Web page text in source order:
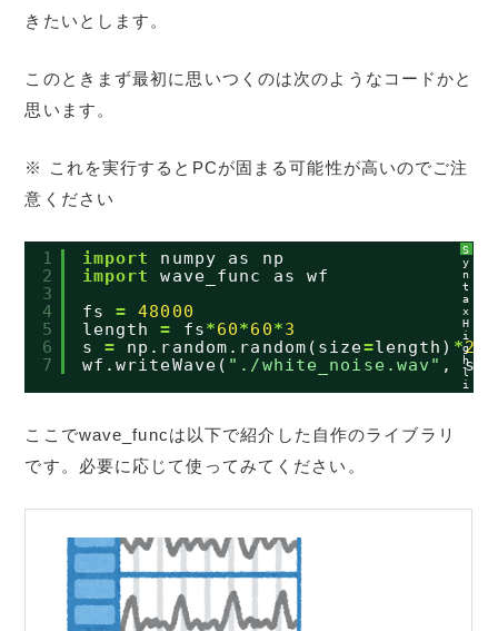
きたいとします。
このときまず最初に思いつくのは次のようなコードかと
思います。
※ これを実行するとPCが固まる可能性が高いのでご注
意ください
S
y
n
t
a
x
H
i
g
h
l
i
g
1
2
3
4
5
6
7
import
numpy as np
import
wave_func as wf
fs =
48000
length = fs*60*60*3
s = np.random.random(size=length) *2
wf.writeWave( "./white_noise.wav" , s)
ここでwave_funcは以下で紹介した自作のライブラリ
です。必要に応じて使ってみてください。